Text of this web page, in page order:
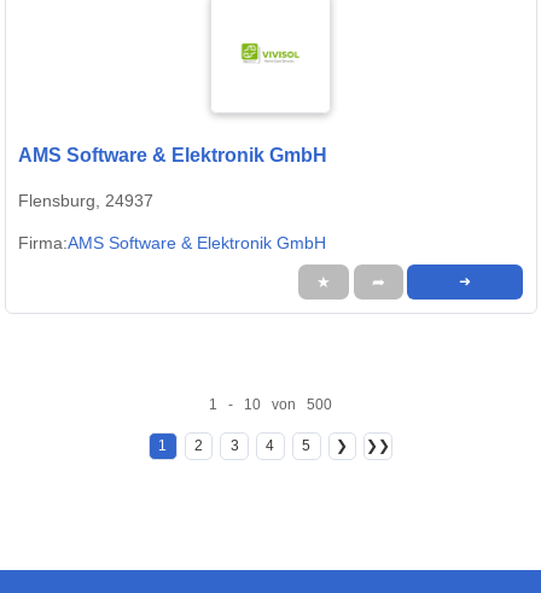
AMS Software & Elektronik GmbH
Flensburg, 24937
Firma:AMS Software & Elektronik GmbH
★ ➦ ➜
1 - 10 von 500
1 2 3 4 5 ❯ ❯❯